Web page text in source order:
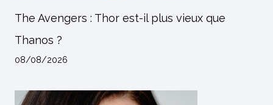
The Avengers : Thor est-il plus vieux que
Thanos ?
08/08/2026